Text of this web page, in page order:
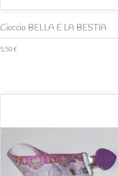
Ciuccio BELLA E LA BESTIA
5,50 €